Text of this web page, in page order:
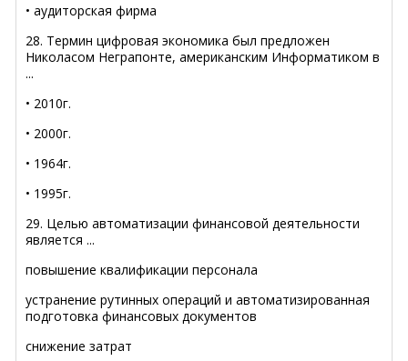
• аудиторская фирма
28. Термин цифровая экономика был предложен
Николасом Неграпонте, американским Информатиком в
...
• 2010г.
• 2000г.
• 1964г.
• 1995г.
29. Целью автоматизации финансовой деятельности
является ...
повышение квалификации персонала
устранение рутинных операций и автоматизированная
подготовка финансовых документов
снижение затрат